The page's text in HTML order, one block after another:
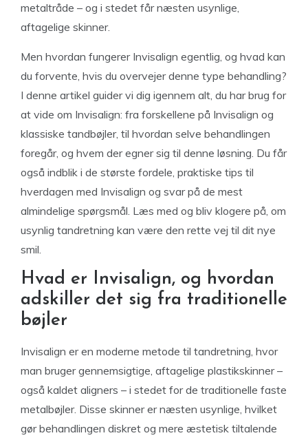
metaltråde – og i stedet får næsten usynlige,
aftagelige skinner.
Men hvordan fungerer Invisalign egentlig, og hvad kan
du forvente, hvis du overvejer denne type behandling?
I denne artikel guider vi dig igennem alt, du har brug for
at vide om Invisalign: fra forskellene på Invisalign og
klassiske tandbøjler, til hvordan selve behandlingen
foregår, og hvem der egner sig til denne løsning. Du får
også indblik i de største fordele, praktiske tips til
hverdagen med Invisalign og svar på de mest
almindelige spørgsmål. Læs med og bliv klogere på, om
usynlig tandretning kan være den rette vej til dit nye
smil.
Hvad er Invisalign, og hvordan
adskiller det sig fra traditionelle
bøjler
Invisalign er en moderne metode til tandretning, hvor
man bruger gennemsigtige, aftagelige plastikskinner –
også kaldet aligners – i stedet for de traditionelle faste
metalbøjler. Disse skinner er næsten usynlige, hvilket
gør behandlingen diskret og mere æstetisk tiltalende